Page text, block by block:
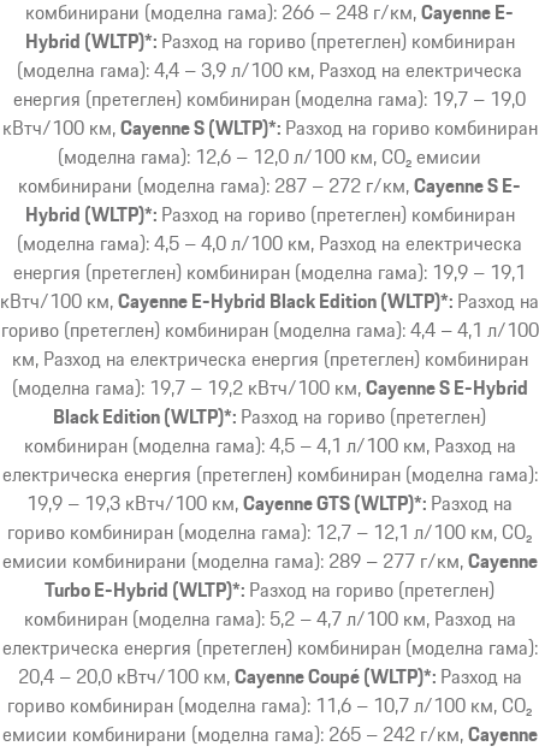
комбинирани (моделна гама): 266 – 248 г/км Cayenne E-
Hybrid (WLTP)*: Разход на гориво (претеглен) комбиниран
(моделна гама): 4,4 – 3,9 л/100 км, Разход на електрическа
енергия (претеглен) комбиниран (моделна гама): 19,7 – 19,0
кВтч/100 км Cayenne S (WLTP)*: Разход на гориво комбиниран
(моделна гама): 12,6 – 12,0 л/100 км, CO₂ емисии
комбинирани (моделна гама): 287 – 272 г/км Cayenne S E-
Hybrid (WLTP)*: Разход на гориво (претеглен) комбиниран
(моделна гама): 4,5 – 4,0 л/100 км, Разход на електрическа
енергия (претеглен) комбиниран (моделна гама): 19,9 – 19,1
кВтч/100 км Cayenne E-Hybrid Black Edition (WLTP)*: Разход на
гориво (претеглен) комбиниран (моделна гама): 4,4 – 4,1 л/100
км, Разход на електрическа енергия (претеглен) комбиниран
(моделна гама): 19,7 – 19,2 кВтч/100 км Cayenne S E-Hybrid
Black Edition (WLTP)*: Разход на гориво (претеглен)
комбиниран (моделна гама): 4,5 – 4,1 л/100 км, Разход на
електрическа енергия (претеглен) комбиниран (моделна гама):
19,9 – 19,3 кВтч/100 км Cayenne GTS (WLTP)*: Разход на
гориво комбиниран (моделна гама): 12,7 – 12,1 л/100 км, CO₂
емисии комбинирани (моделна гама): 289 – 277 г/км Cayenne
Turbo E-Hybrid (WLTP)*: Разход на гориво (претеглен)
комбиниран (моделна гама): 5,2 – 4,7 л/100 км, Разход на
електрическа енергия (претеглен) комбиниран (моделна гама):
20,4 – 20,0 кВтч/100 км Cayenne Coupé (WLTP)*: Разход на
гориво комбиниран (моделна гама): 11,6 – 10,7 л/100 км, CO₂
емисии комбинирани (моделна гама): 265 – 242 г/км Cayenne